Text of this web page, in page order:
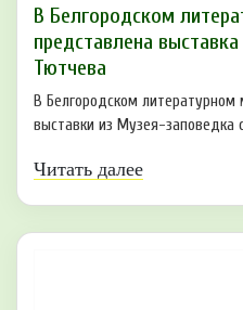
В Белгородском
представлена
Тютчева
В Белгородском литературном
выставки из Музея-заповедка
Читать далее